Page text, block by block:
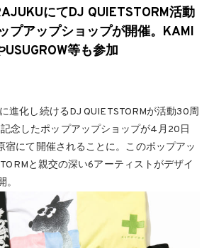
にてDJ QUIETSTORM活動
プアップショップが開催。KAMI
USUGROW等も参加
進化し続けるDJ QUIETSTORMが活動30周
念したポップアップショップが4月20日
宿にて開催されることに。このポップアッ
と親交の深い6アーティストがデザイ